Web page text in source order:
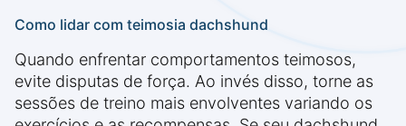
Como lidar com teimosia dachshund
Quando enfrentar comportamentos teimosos,
evite disputas de força. Ao invés disso, torne as
sessões de treino mais envolventes variando os